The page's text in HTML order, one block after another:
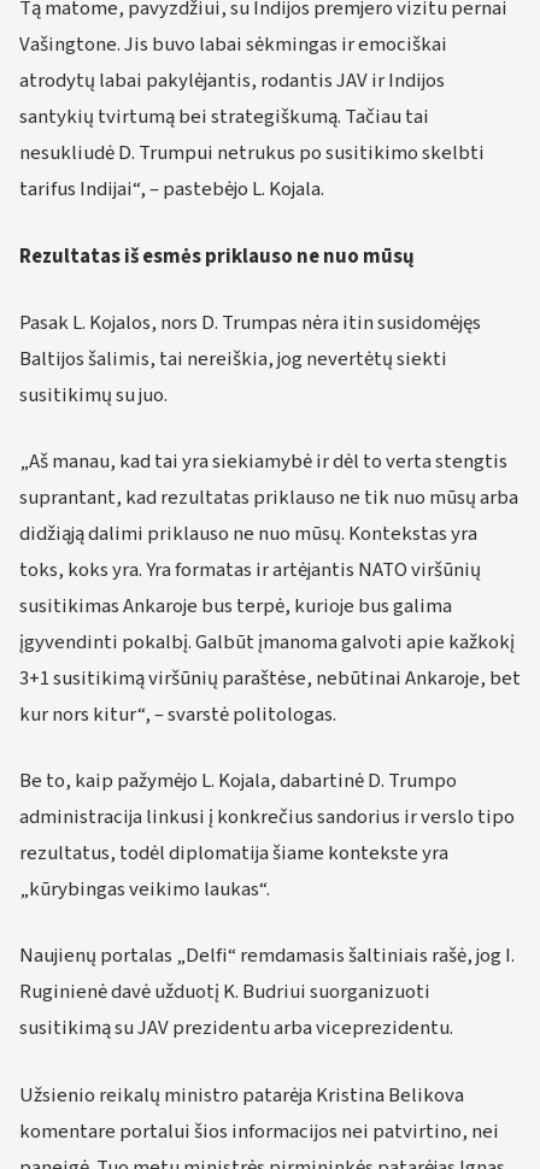
Tą matome, pavyzdžiui, su Indijos premjero vizitu pernai
Vašingtone. Jis buvo labai sėkmingas ir emociškai
atrodytų labai pakylėjantis, rodantis JAV ir Indijos
santykių tvirtumą bei strategiškumą. Tačiau tai
nesukliudė D. Trumpui netrukus po susitikimo skelbti
tarifus Indijai“, – pastebėjo L. Kojala.
Rezultatas iš esmės priklauso ne nuo mūsų
Pasak L. Kojalos, nors D. Trumpas nėra itin susidomėjęs
Baltijos šalimis, tai nereiškia, jog nevertėtų siekti
susitikimų su juo.
„Aš manau, kad tai yra siekiamybė ir dėl to verta stengtis
suprantant, kad rezultatas priklauso ne tik nuo mūsų arba
didžiąją dalimi priklauso ne nuo mūsų. Kontekstas yra
toks, koks yra. Yra formatas ir artėjantis NATO viršūnių
susitikimas Ankaroje bus terpė, kurioje bus galima
įgyvendinti pokalbį. Galbūt įmanoma galvoti apie kažkokį
3+1 susitikimą viršūnių paraštėse, nebūtinai Ankaroje, bet
kur nors kitur“, – svarstė politologas.
Be to, kaip pažymėjo L. Kojala, dabartinė D. Trumpo
administracija linkusi į konkrečius sandorius ir verslo tipo
rezultatus, todėl diplomatija šiame kontekste yra
„kūrybingas veikimo laukas“.
Naujienų portalas „Delfi“ remdamasis šaltiniais rašė, jog I.
Ruginienė davė užduotį K. Budriui suorganizuoti
susitikimą su JAV prezidentu arba viceprezidentu.
Užsienio reikalų ministro patarėja Kristina Belikova
komentare portalui šios informacijos nei patvirtino, nei